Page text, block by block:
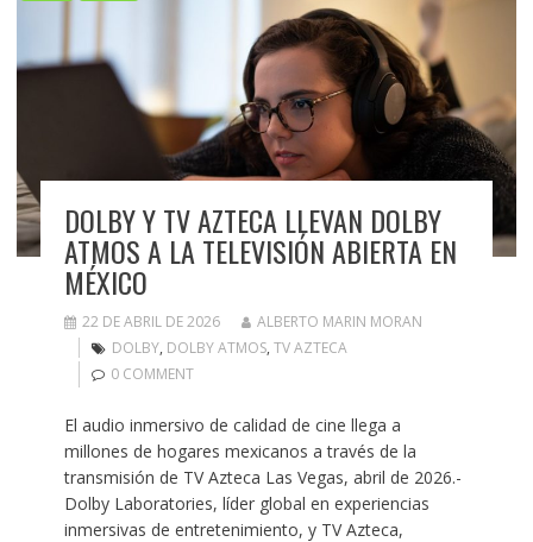
DOLBY Y TV AZTECA LLEVAN DOLBY
ATMOS A LA TELEVISIÓN ABIERTA EN
MÉXICO
22 DE ABRIL DE 2026
ALBERTO MARIN MORAN
DOLBY, DOLBY ATMOS, TV AZTECA
0 COMMENT
El audio inmersivo de calidad de cine llega a
millones de hogares mexicanos a través de la
transmisión de TV Azteca Las Vegas, abril de 2026.-
Dolby Laboratories, líder global en experiencias
inmersivas de entretenimiento, y TV Azteca,